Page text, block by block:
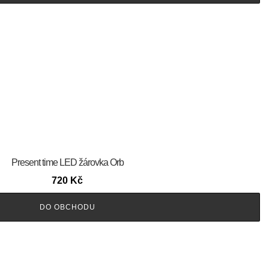
Present time LED žárovka Orb
720 Kč
DO OBCHODU